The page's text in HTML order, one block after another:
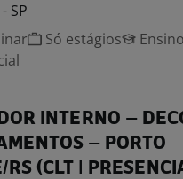
SP
Só estágios
INTERNO –
– PORTO
RS (CLT |